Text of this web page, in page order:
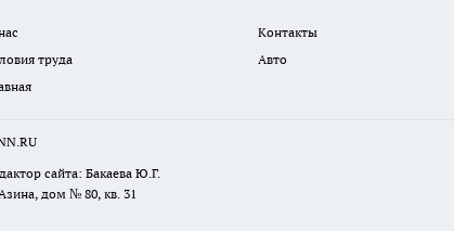
Контакты
труда
Авто
сайта: Бакаева Ю.Г.
дом № 80, кв. 31